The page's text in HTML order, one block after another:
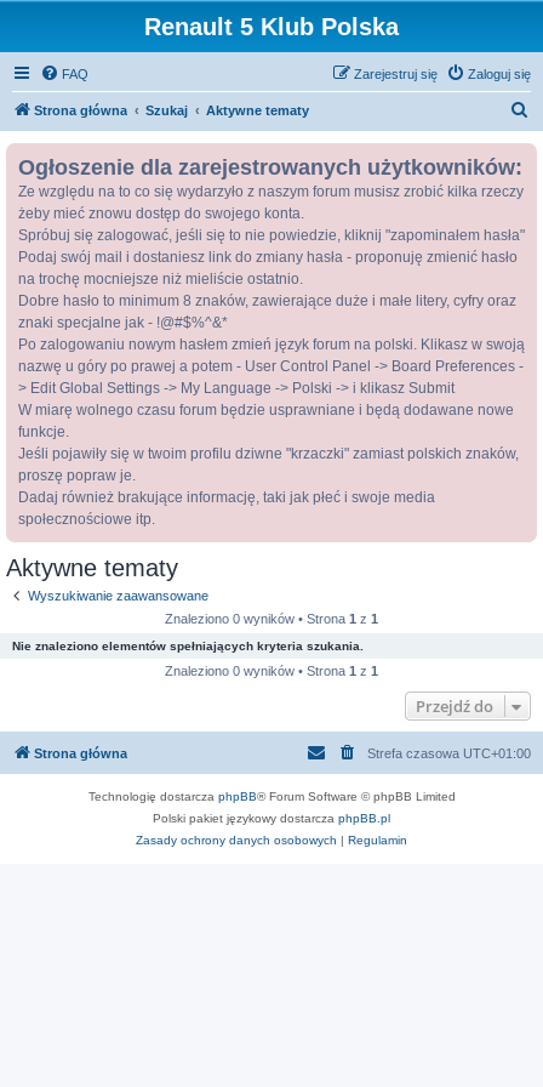
Renault 5 Klub Polska
FAQ Zaloguj się
Zarejestruj się
Strona główna Szukaj Aktywne tematy
Ogłoszenie dla zarejestrowanych użytkowników:
Ze względu na to co się wydarzyło z naszym forum musisz zrobić kilka rzeczy
żeby mieć znowu dostęp do swojego konta.
Spróbuj się zalogować, jeśli się to nie powiedzie, kliknij "zapominałem hasła"
Podaj swój mail i dostaniesz link do zmiany hasła - proponuję zmienić hasło
na trochę mocniejsze niż mieliście ostatnio.
Dobre hasło to minimum 8 znaków, zawierające duże i małe litery, cyfry oraz
znaki specjalne jak - !@#$%^&*
Po zalogowaniu nowym hasłem zmień język forum na polski. Klikasz w swoją
nazwę u góry po prawej a potem - User Control Panel -> Board Preferences -
> Edit Global Settings -> My Language -> Polski -> i klikasz Submit
W miarę wolnego czasu forum będzie usprawniane i będą dodawane nowe
funkcje.
Jeśli pojawiły się w twoim profilu dziwne "krzaczki" zamiast polskich znaków,
proszę popraw je.
Dadaj również brakujące informację, taki jak płeć i swoje media
społecznościowe itp.
Aktywne tematy
Wyszukiwanie zaawansowane
Znaleziono 0 wyników • Strona 1 z 1
Nie znaleziono elementów spełniających kryteria szukania.
Znaleziono 0 wyników • Strona 1 z 1
Przejdź do
Strona główna Strefa czasowa UTC+01:00
Technologię dostarcza phpBB® Forum Software © phpBB Limited
Polski pakiet językowy dostarcza phpBB.pl
Zasady ochrony danych osobowych | Regulamin